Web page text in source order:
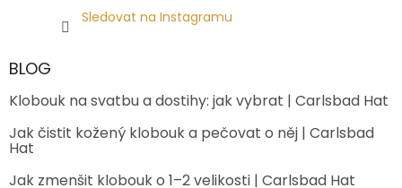
Sledovat na Instagramu
BLOG
Klobouk na svatbu a dostihy: jak vybrat | Carlsbad Hat
Jak čistit kožený klobouk a pečovat o něj | Carlsbad
Hat
Jak zmenšit klobouk o 1–2 velikosti | Carlsbad Hat